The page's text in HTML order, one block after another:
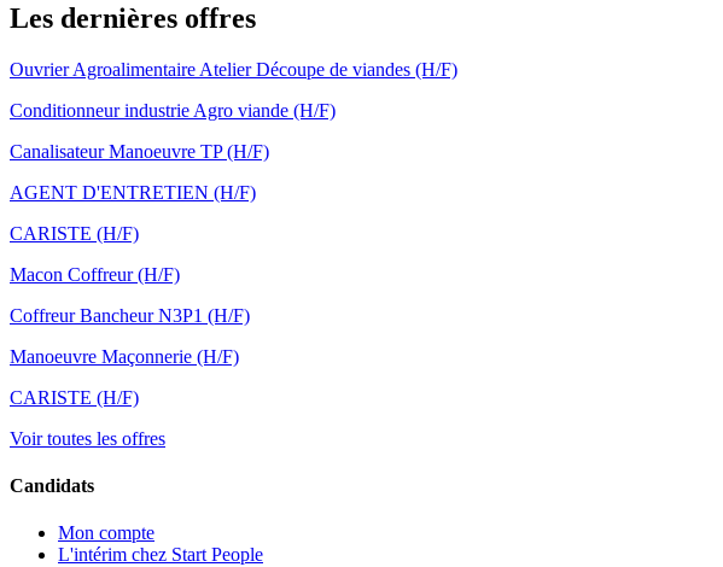
Les dernières offres
Ouvrier Agroalimentaire Atelier Découpe de viandes (H/F)
Conditionneur industrie Agro viande (H/F)
Canalisateur Manoeuvre TP (H/F)
AGENT D'ENTRETIEN (H/F)
CARISTE (H/F)
Macon Coffreur (H/F)
Coffreur Bancheur N3P1 (H/F)
Manoeuvre Maçonnerie (H/F)
CARISTE (H/F)
Voir toutes les offres
Candidats
Mon compte
L'intérim chez Start People